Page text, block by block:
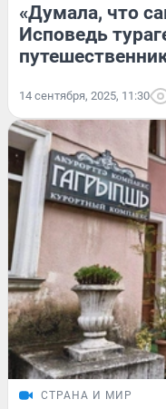
«Думала, что
Исповедь
14 сентября, 2025, 11:30
СТРАНА И МИР